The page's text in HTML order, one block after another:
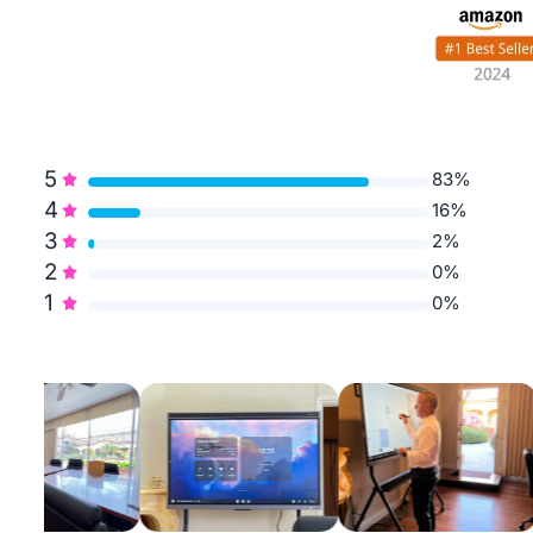
5 83%
4 16%
3 2%
2 0%
1 0%